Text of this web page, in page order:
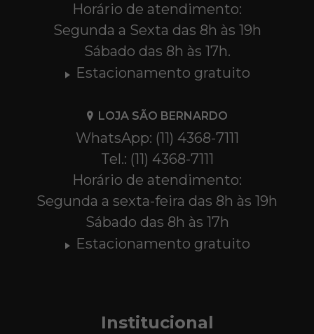
Horário de atendimento:
Segunda a Sexta das 8h às 19h
Sábado das 8h às 17h.
Estacionamento gratuito
LOJA SÃO BERNARDO
WhatsApp: (11) 4368-7111
Tel.: (11) 4368-7111
Horário de atendimento:
Segunda a sexta-feira das 8h às 19h
Sábado das 8h às 17h
Estacionamento gratuito
Institucional